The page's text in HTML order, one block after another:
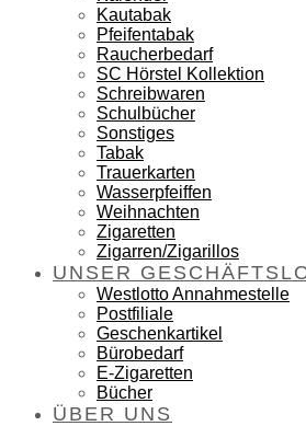
Kautabak
Pfeifentabak
Raucherbedarf
SC Hörstel Kollektion
Schreibwaren
Schulbücher
Sonstiges
Tabak
Trauerkarten
Wasserpfeiffen
Weihnachten
Zigaretten
Zigarren/Zigarillos
UNSER
Westlotto Annahmestelle
Postfiliale
Geschenkartikel
Bürobedarf
E-Zigaretten
Bücher
ÜBER UNS